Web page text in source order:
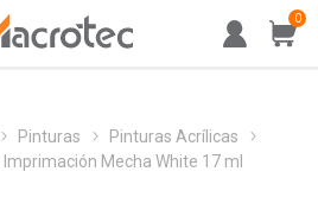
0
Pinturas
Pinturas Acrílicas
Imprimación Mecha White 17 ml